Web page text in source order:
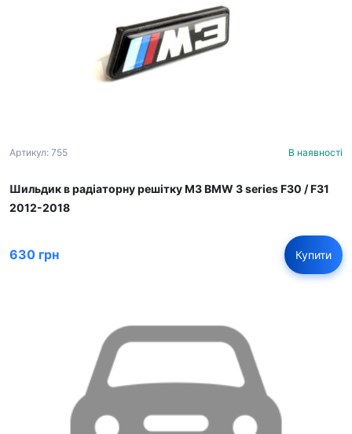
Артикул: 755 В наявності
Шильдик в радіаторну решітку M3 BMW 3 series F30 / F31
2012-2018
630 грн Купити